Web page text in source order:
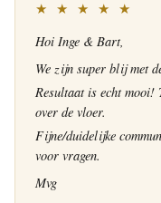
★ ★ ★ ★ ★
Hoi Inge & Bart,
We zijn super blij met
Resultaat is echt mooi!
over de vloer.
Fijne/duidelijke
voor vragen.
Mvg